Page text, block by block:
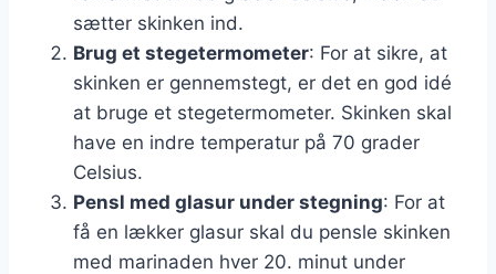
sætter skinken ind.
Brug et stegetermometer: For at sikre, at
skinken er gennemstegt, er det en god idé
at bruge et stegetermometer. Skinken skal
have en indre temperatur på 70 grader
Celsius.
Pensl med glasur under stegning: For at
få en lækker glasur skal du pensle skinken
med marinaden hver 20. minut under